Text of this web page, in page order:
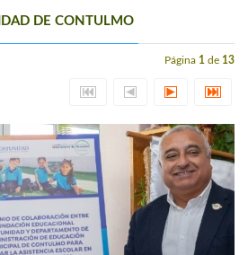
DE CONTULMO
Página 1 de 13